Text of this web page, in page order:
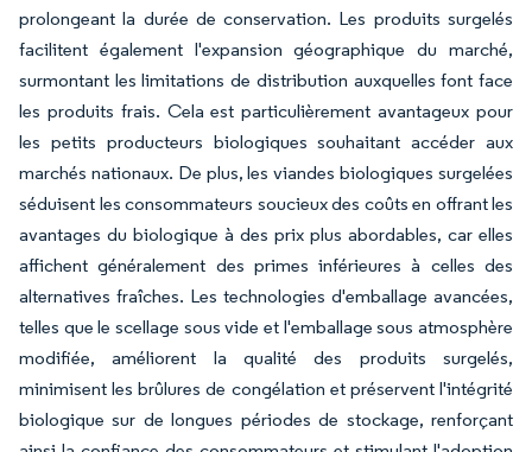
prolongeant la durée de conservation. Les produits surgelés
facilitent également l'expansion géographique du marché,
surmontant les limitations de distribution auxquelles font face
les produits frais. Cela est particulièrement avantageux pour
les petits producteurs biologiques souhaitant accéder aux
marchés nationaux. De plus, les viandes biologiques surgelées
séduisent les consommateurs soucieux des coûts en offrant les
avantages du biologique à des prix plus abordables, car elles
affichent généralement des primes inférieures à celles des
alternatives fraîches. Les technologies d'emballage avancées,
telles que le scellage sous vide et l'emballage sous atmosphère
modifiée, améliorent la qualité des produits surgelés,
minimisent les brûlures de congélation et préservent l'intégrité
biologique sur de longues périodes de stockage, renforçant